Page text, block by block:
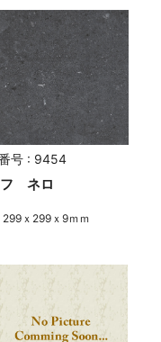
号 : 9454
フ ネロ
299ｘ299ｘ9ｍｍ